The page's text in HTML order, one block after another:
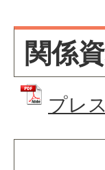
関係
プレ